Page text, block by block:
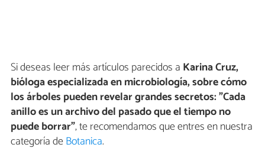
Si deseas leer más artículos parecidos a Karina Cruz,
bióloga especializada en microbiología, sobre cómo
los árboles pueden revelar grandes secretos: "Cada
anillo es un archivo del pasado que el tiempo no
puede borrar", te recomendamos que entres en nuestra
categoría deBotanica.